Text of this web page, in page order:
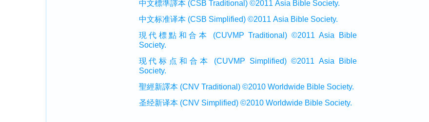
中文標準譯本 (CSB Traditional) ©2011 Asia Bible Society.
中文标准译本 (CSB Simplified) ©2011 Asia Bible Society.
現代標點和合本 (CUVMP Traditional) ©2011 Asia Bible
Society.
现代标点和合本 (CUVMP Simplified) ©2011 Asia Bible
Society.
聖經新譯本 (CNV Traditional) ©2010 Worldwide Bible Society.
圣经新译本 (CNV Simplified) ©2010 Worldwide Bible Society.